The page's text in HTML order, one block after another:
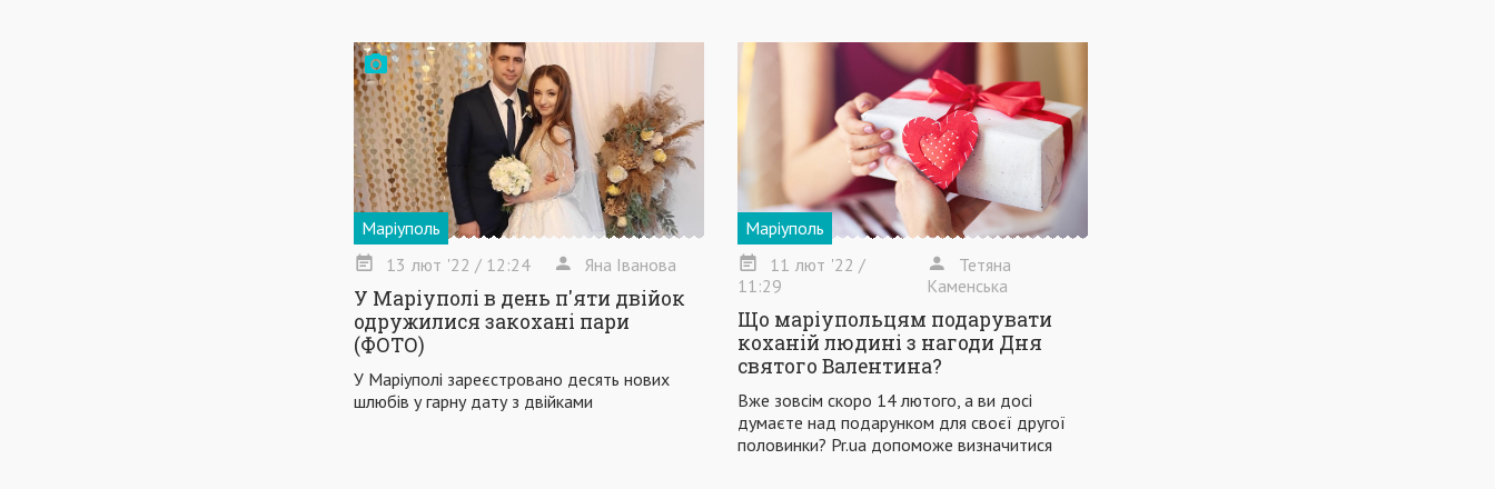
Маріуполь
13 лют '22 / 12:24 Яна Іванова
У Маріуполі в день п'яти двійок
одружилися закохані пари
(ФОТО)
У Маріуполі зареєстровано десять нових
шлюбів у гарну дату з двійками
Маріуполь
11 лют '22 /
11:29
Тетяна
Каменська
Що маріупольцям подарувати
коханій людині з нагоди Дня
святого Валентина?
Вже зовсім скоро 14 лютого, а ви досі
думаєте над подарунком для своєї другої
половинки? Pr.ua допоможе визначитися